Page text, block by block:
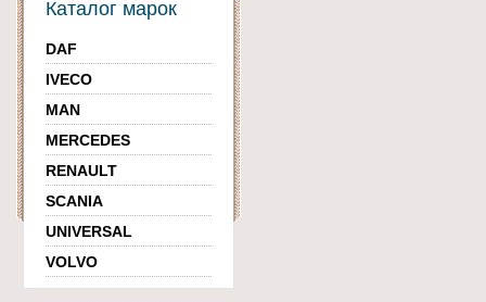
Каталог марок
DAF
IVECO
MAN
MERCEDES
RENAULT
SCANIA
UNIVERSAL
VOLVO